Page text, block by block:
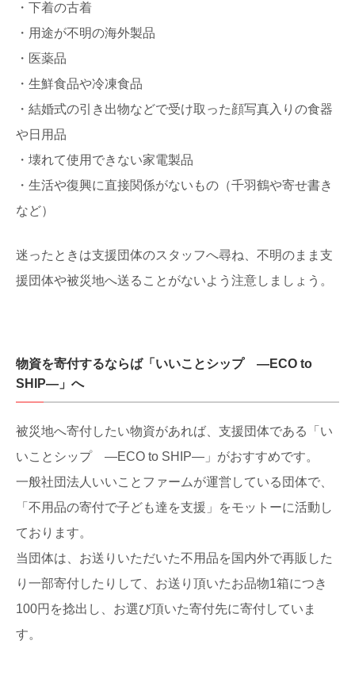
・下着の古着
・用途が不明の海外製品
・医薬品
・生鮮食品や冷凍食品
・結婚式の引き出物などで受け取った顔写真入りの食器
や日用品
・壊れて使用できない家電製品
・生活や復興に直接関係がないもの（千羽鶴や寄せ書き
など）
迷ったときは支援団体のスタッフへ尋ね、不明のまま支
援団体や被災地へ送ることがないよう注意しましょう。
物資を寄付するならば「いいことシップ ―ECO to
SHIP―」へ
被災地へ寄付したい物資があれば、支援団体である「い
いことシップ ―ECO to SHIP―」がおすすめです。
一般社団法人いいことファームが運営している団体で、
「不用品の寄付で子ども達を支援」をモットーに活動し
ております。
当団体は、お送りいただいた不用品を国内外で再販した
り一部寄付したりして、お送り頂いたお品物1箱につき
100円を捻出し、お選び頂いた寄付先に寄付していま
す。